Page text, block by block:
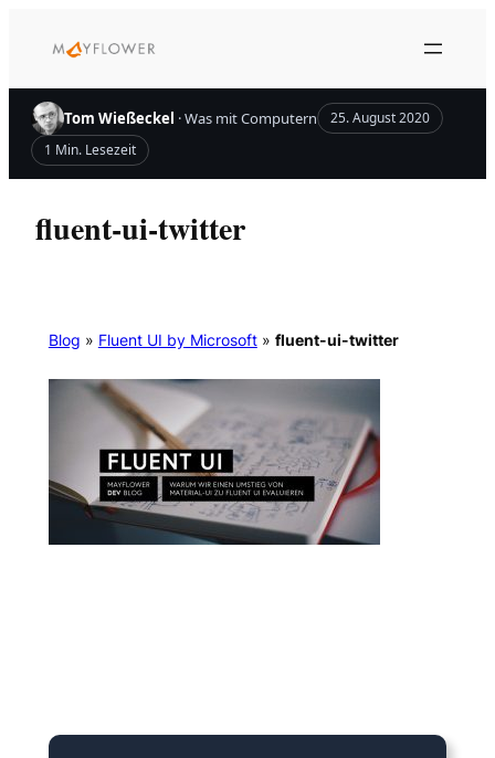
Inhalt
Tom Wießeckel · Was mit Computern
25. August 2020
1 Min. Lesezeit
fluent-ui-twitter
Blog » Fluent UI by Microsoft» fluent-ui-twitter